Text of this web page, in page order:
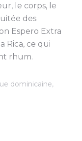
le corps, le
des
Espero Extra
Rica, ce qui
rhum.
dominicaine,